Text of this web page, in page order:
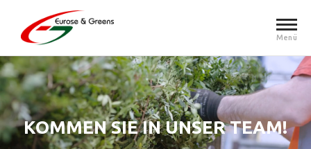
Menü
KOMMEN SIE IN UNSER TEAM!